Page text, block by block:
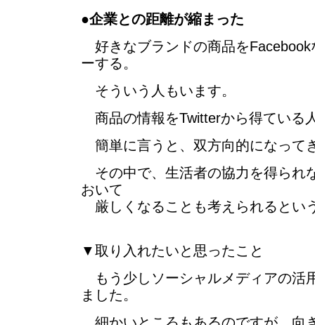
●企業との距離が縮まった
好きなブランドの商品をFacebook
ーする。
そういう人もいます。
商品の情報をTwitterから得ている
簡単に言うと、双方向的になって
その中で、生活者の協力を得られ
おいて
厳しくなることも考えられるとい
▼取り入れたいと思ったこと
もう少しソーシャルメディアの活
ました。